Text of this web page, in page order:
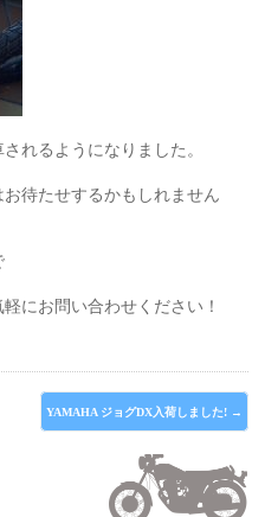
れるようになりました。
待たせするかもしれません
にお問い合わせください！
YAMAHA ジョグDX入荷しました! →